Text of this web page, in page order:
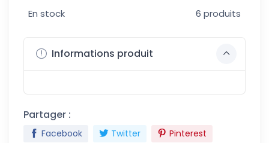
En stock 6 produits
Informations produit
Partager :
Facebook Twitter Pinterest